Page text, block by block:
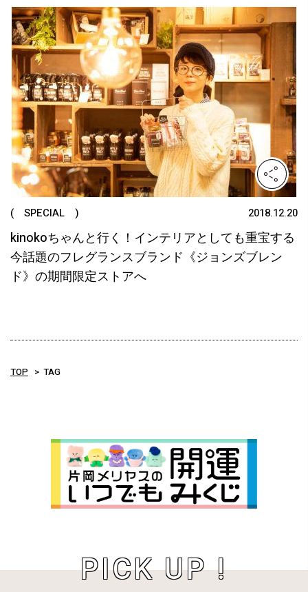
( SPECIAL ) 2018.12.20
kinokoちゃんと行く！インテリアとしても重宝する
今話題のフレグランスブランド《ジョンズブレン
ド》の期間限定ストアへ
TOP TAG
PICK UP !